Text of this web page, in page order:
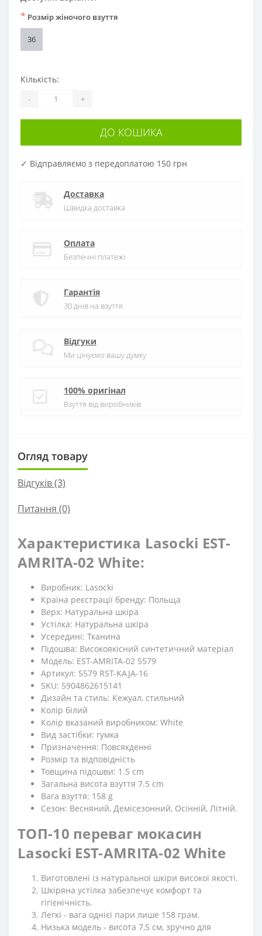
* Розмір жіночого взуття
36
Кількість:
- +
ДО КОШИКА
✓ Відправляємо з передоплатою 150 грн
Доставка
Швидка доставка
Оплата
Безпечні платежі
Гарантія
30 днів на взуття
Відгуки
Ми цінуємо вашу думку
100% оригінал
Взуття від виробників
Огляд товару
Відгуків (3)
Питання (0)
Характеристика Lasocki EST-
AMRITA-02 White:
Виробник: Lasocki
Країна реєстрації бренду: Польща
Верх: Натуральна шкіра
Устілка: Натуральна шкіра
Усередині: Тканина
Підошва: Високоякісний синтетичний матеріал
Модель: EST-AMRITA-02 5579
Артикул: 5579 RST-KAJA-16
SKU: 5904862615141
Дизайн та стиль: Кежуал, стильний
Колір білий
Колір вказаний виробником: White
Вид застібки: гумка
Призначення: Повсякденні
Розмір та відповідність
Товщина підошви: 1.5 cm
Загальна висота взуття 7.5 cm
Вага взуття: 158 g
Сезон: Весняний, Демісезонний, Осінній, Літній.
ТОП-10 переваг мокасин
Lasocki EST-AMRITA-02 White
Виготовлені із натуральної шкіри високої якості.
Шкіряна устілка забезпечує комфорт та
гігієнічність.
Легкі - вага однієї пари лише 158 грам.
Низька модель - висота 7,5 см, зручно для